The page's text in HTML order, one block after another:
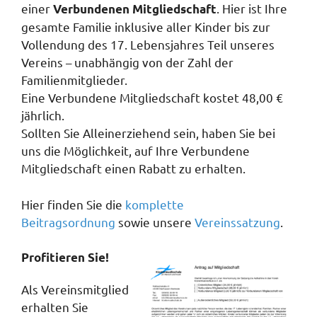
einerVerbundenen Mitgliedschaft . Hier ist Ihre
gesamte Familie inklusive aller Kinder bis zur
Vollendung des 17. Lebensjahres Teil unseres
Vereins – unabhängig von der Zahl der
Familienmitglieder.
Eine Verbundene Mitgliedschaft kostet 48,00 €
jährlich.
Sollten Sie Alleinerziehend sein, haben Sie bei
uns die Möglichkeit, auf Ihre Verbundene
Mitgliedschaft einen Rabatt zu erhalten.
Hier finden Sie die komplette
Beitragsordnung sowie unsere Vereinssatzung
Profitieren Sie!
Als Vereinsmitglied
erhalten Sie